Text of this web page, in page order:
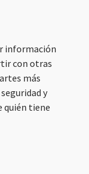
información
con otras
más
y
quién tiene